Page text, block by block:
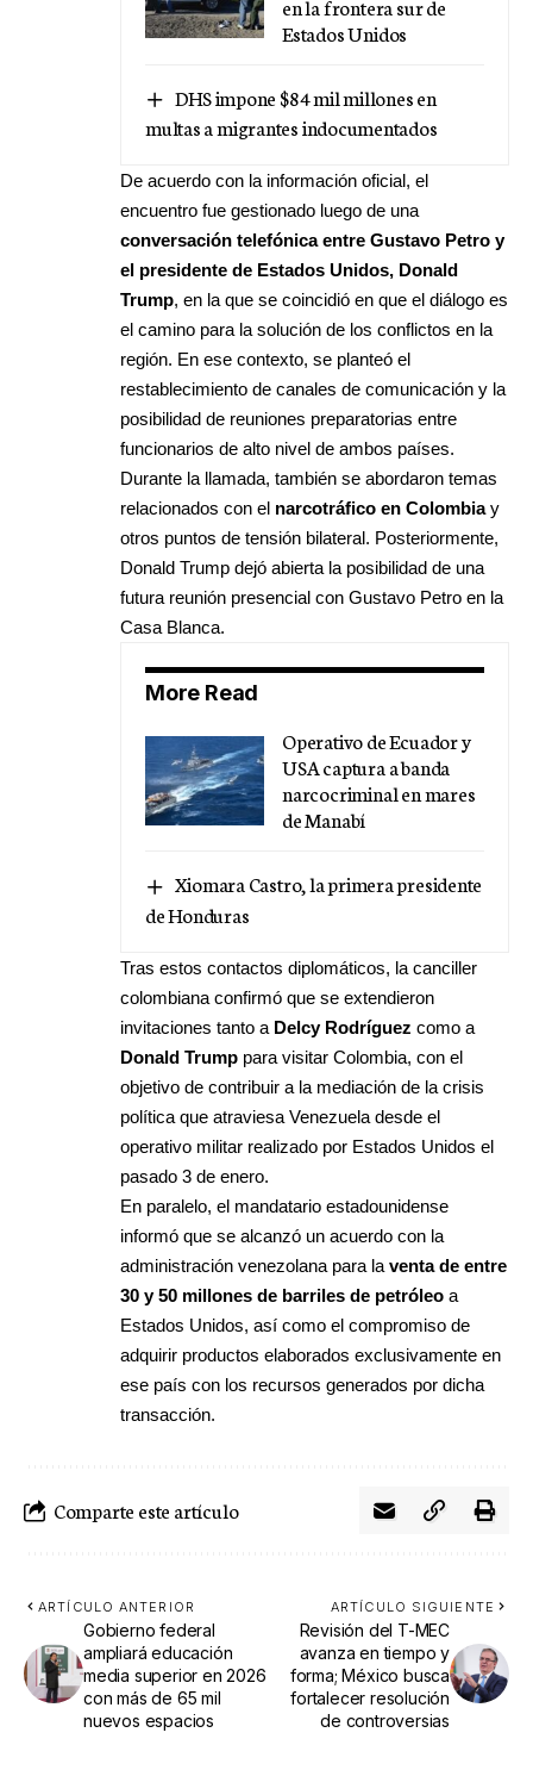
en la frontera sur de
Estados Unidos
DHS impone $84 mil millones en
multas a migrantes indocumentados
De acuerdo con la información oficial, el
encuentro fue gestionado luego de una
conversación telefónica entre Gustavo Petro y
el presidente de Estados Unidos, Donald
Trump, en la que se coincidió en que el diálogo es
el camino para la solución de los conflictos en la
región. En ese contexto, se planteó el
restablecimiento de canales de comunicación y la
posibilidad de reuniones preparatorias entre
funcionarios de alto nivel de ambos países.
Durante la llamada, también se abordaron temas
relacionados con el narcotráfico en Colombiay
otros puntos de tensión bilateral. Posteriormente,
Donald Trump dejó abierta la posibilidad de una
futura reunión presencial con Gustavo Petro en la
Casa Blanca.
More Read
Operativo de Ecuador y
USA captura a banda
narcocriminal en mares
de Manabí
Xiomara Castro, la primera presidente
de Honduras
Tras estos contactos diplomáticos, la canciller
colombiana confirmó que se extendieron
invitaciones tanto a Delcy Rodríguez como a
Donald Trump para visitar Colombia, con el
objetivo de contribuir a la mediación de la crisis
política que atraviesa Venezuela desde el
operativo militar realizado por Estados Unidos el
pasado 3 de enero.
En paralelo, el mandatario estadounidense
informó que se alcanzó un acuerdo con la
administración venezolana para la venta de entre
30 y 50 millones de barriles de petróleo a
Estados Unidos, así como el compromiso de
adquirir productos elaborados exclusivamente en
ese país con los recursos generados por dicha
transacción.
Comparte este artículo
ARTÍCULO ANTERIOR
Gobierno federal
ampliará educación
media superior en 2026
con más de 65 mil
nuevos espacios
ARTÍCULO SIGUIENTE
Revisión del T-MEC
avanza en tiempo y
forma; México busca
fortalecer resolución
de controversias